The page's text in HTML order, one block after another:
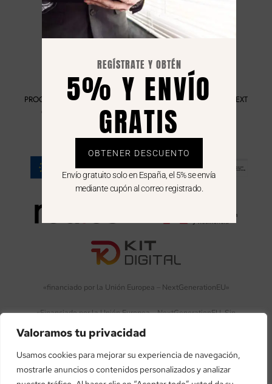
Valoramos tu privacidad
Usamos cookies para mejorar su experiencia de navegación,
mostrarle anuncios o contenidos personalizados y analizar
37,00€
PROGRAMA KIT DIGITAL FINANCIADO POR LOS FONDOS NEXT
GENERATION DEL MECANISMO DE RECUPERACIÓN Y
RESILIENCIA
«financiado por la Unión Europea – NextGenerationEU»
«Financiado por la Unión Europea – NextGenerationEU. Sin
embargo, los puntos de vista y las opiniones expresadas son
únicamente los del autor o autores y no reflejan necesariamente
los de la Unión Europea o la Comisión Europea. Ni la Unión
Europea ni la Comisión Europea pueden ser consideradas
REGÍSTRATE Y OBTÉN
5% Y ENVÍO
GRATIS
OBTENER DESCUENTO
Envío gratuito solo en España, el 5% se envía
mediante cupón al correo registrado.